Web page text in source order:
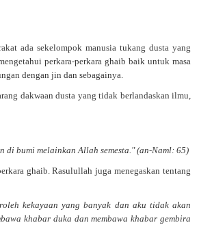
ada sekelompok manusia tukang dusta yang
perkara-perkara ghaib baik untuk masa
dengan jin dan sebagainya.
dakwaan dusta yang tidak berlandaskan ilmu,
bumi melainkan Allah semesta." (an-Naml: 65)
ghaib. Rasulullah juga menegaskan tentang
kekayaan yang banyak dan aku tidak akan
khabar duka dan membawa khabar gembira